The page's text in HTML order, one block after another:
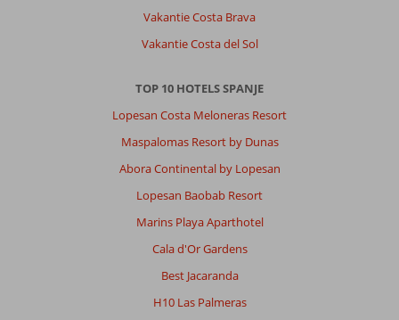
Vakantie Costa Brava
Vakantie Costa del Sol
TOP 10 HOTELS SPANJE
Lopesan Costa Meloneras Resort
Maspalomas Resort by Dunas
Abora Continental by Lopesan
Lopesan Baobab Resort
Marins Playa Aparthotel
Cala d'Or Gardens
Best Jacaranda
H10 Las Palmeras